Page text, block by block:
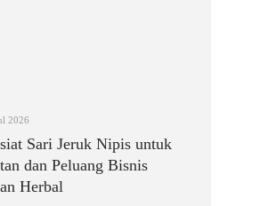
2026
Sari Jeruk Nipis untuk
dan Peluang Bisnis
Herbal